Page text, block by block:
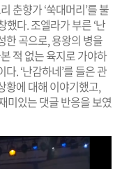
춘향가 ‘쑥대머리’를 불
했다. 조엘라가 부른 ‘난
한 곡으로, 용왕의 병을
적 없는 육지로 가야하
. ‘난감하네’를 들은 관
황에 대해 이야기했고,
미있는 댓글 반응을 보였